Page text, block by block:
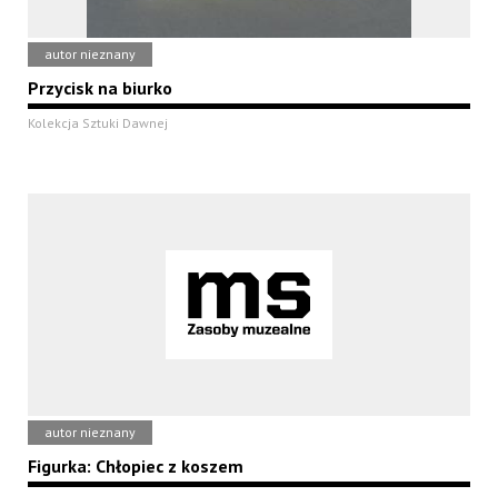
autor nieznany
Przycisk na biurko
Kolekcja Sztuki Dawnej
autor nieznany
Figurka: Chłopiec z koszem